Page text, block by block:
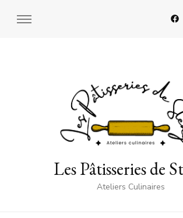
Les Pâtisseries de
Ateliers Culinaires